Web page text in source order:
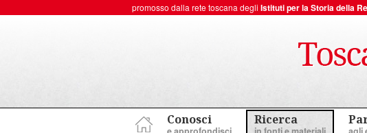
promosso dalla rete toscana degli Istituti per la Storia della
Conosci Ricerca